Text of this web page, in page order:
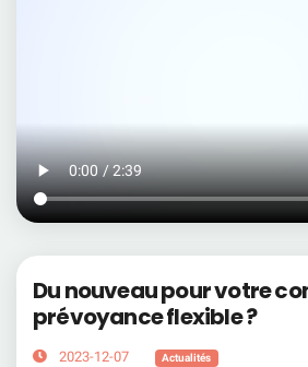
Du nouveau pour votre
prévoyance flexible ?
2023-12-07 Actualités